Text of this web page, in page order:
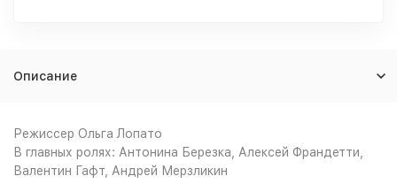
Описание
Режиссер Ольга Лопато
В главных ролях: Антонина Березка, Алексей Франдетти,
Валентин Гафт, Андрей Мерзликин